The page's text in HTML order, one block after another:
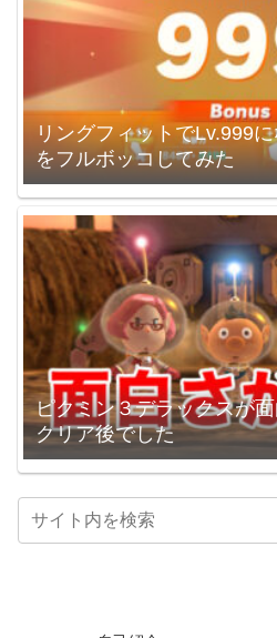
リングフィットでLv.999
をフルボッコしてみた
ピクミン３デラックスが
クリア後でした